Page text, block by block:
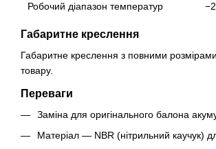
Робочий діапазон температур
Габаритне креслення
Габаритне креслення з повними
товару.
Переваги
Заміна для оригінального балона
Матеріал — NBR (нітрильний каучук)